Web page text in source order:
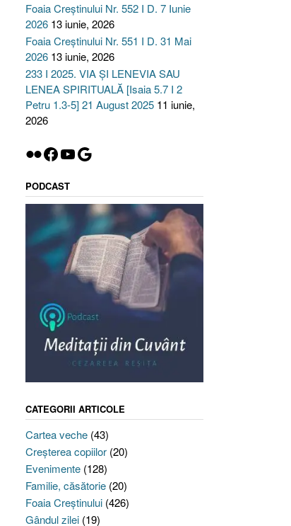
Foaia Creștinului Nr. 552 I D. 7 Iunie
2026 13 iunie, 2026
Foaia Creștinului Nr. 551 I D. 31 Mai
2026 13 iunie, 2026
233 I 2025. VIA ȘI LENEVIA SAU
LENEA SPIRITUALĂ [Isaia 5.7 I 2
Petru 1.3-5] 21 August 2025 11 iunie,
2026
Flickr
Facebook
YouTube
Google
PODCAST
CATEGORII ARTICOLE
Cartea veche(43)
Creşterea copiilor(20)
Evenimente(128)
Familie, căsătorie(20)
Foaia Creştinului(426)
Gândul zilei(19)